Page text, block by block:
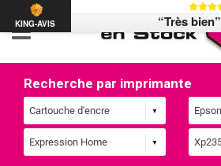
Recherche par imprimante
KING-AVIS “Très bien”